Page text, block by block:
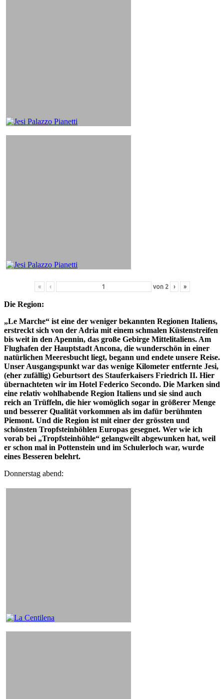
« ‹ von 2 › »
Die Region:
„Le Marche“ ist eine der weniger bekannten Regionen Italiens,
erstreckt sich von der Adria mit einem schmalen Küstenstreifen
bis weit in den Apennin, das große Gebirge Mittelitaliens. Am
Flughafen der Hauptstadt Ancona, die wunderschön in einer
natürlichen Meeresbucht liegt, begann und endete unsere Reise.
Unser Ausgangspunkt war das wenige Kilometer entfernte Jesi,
(eher zufällig) Geburtsort des Stauferkaisers Friedrich II. Hier
übernachteten wir im Hotel Federico Secondo. Die Marken sind
eine relativ wohlhabende Region Italiens und sie sind auch
reich an Trüffeln, die hier womöglich sogar in größerer Menge
und besserer Qualität vorkommen als im dafür berühmten
Piemont. Und die Region ist mit einer der grössten und
schönsten Tropfsteinhöhlen Europas gesegnet. Wer wie ich
vorab bei „Tropfsteinhöhle“ gelangweilt abgewunken hat, weil
er schon mal in Pottenstein und im Schulerloch war, wurde
eines Besseren belehrt.
Donnerstag abend: